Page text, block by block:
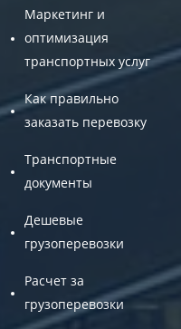
Маркетинг и
оптимизация
транспортных услуг
Как правильно
заказать перевозку
Транспортные
документы
Дешевые
грузоперевозки
Расчет за
грузоперевозки